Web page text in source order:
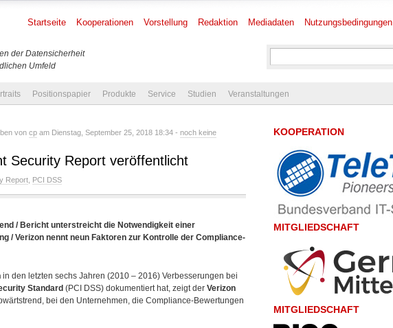
der Datensicherheit
Umfeld
Startseite Kooperationen Vorstellung Redaktion Mediadaten Nutzungsbedingungen
Positionspapier Produkte Service Studien Veranstaltungen
von cp am Dienstag, September 25, 2018 18:34 - noch keine
Security Report veröffentlicht
Report PCI DSS
/ Bericht unterstreicht die Notwendigkeit einer
/ Verizon nennt neun Faktoren zur Kontrolle der Compliance-
in den letzten sechs Jahren (2010 – 2016) Verbesserungen bei
Standard (PCI DSS) dokumentiert hat, zeigt der Verizon
bei den Unternehmen, die Compliance-Bewertungen
KOOPERATION
MITGLIEDSCHAFT
MITGLIEDSCHAFT